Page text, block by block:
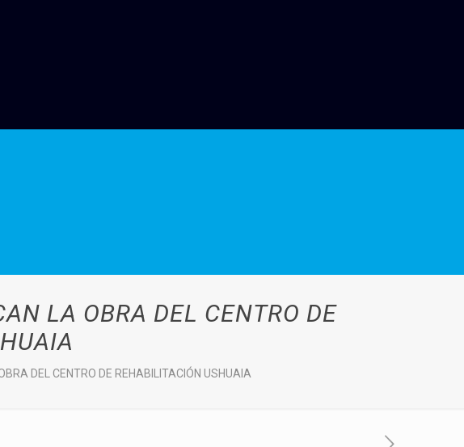
LA OBRA DEL CENTRO DE
DEL CENTRO DE REHABILITACIÓN USHUAIA